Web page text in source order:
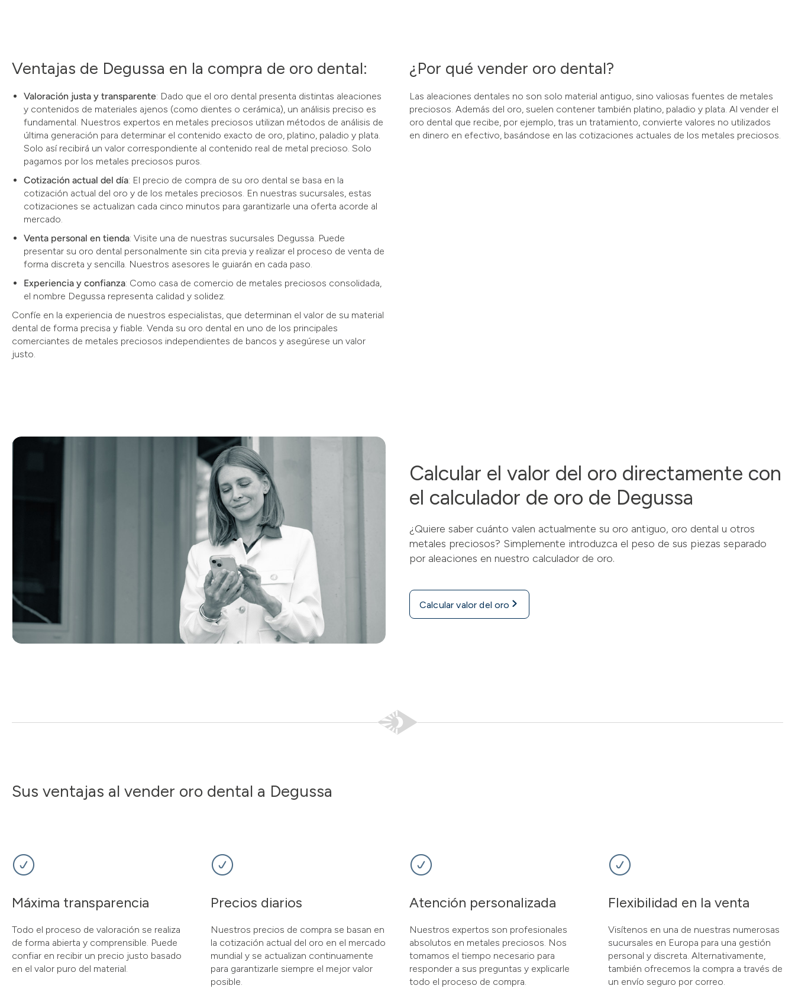
Ventajas de Degussa en la compra de oro dental:
Valoración justa y transparente: Dado que el oro dental presenta distintas aleaciones
y contenidos de materiales ajenos (como dientes o cerámica), un análisis preciso es
fundamental. Nuestros expertos en metales preciosos utilizan métodos de análisis de
última generación para determinar el contenido exacto de oro, platino, paladio y plata.
Solo así recibirá un valor correspondiente al contenido real de metal precioso. Solo
pagamos por los metales preciosos puros.
Cotización actual del día: El precio de compra de su oro dental se basa en la
cotización actual del oro y de los metales preciosos. En nuestras sucursales, estas
cotizaciones se actualizan cada cinco minutos para garantizarle una oferta acorde al
mercado.
Venta personal en tienda: Visite una de nuestras sucursales Degussa. Puede
presentar su oro dental personalmente sin cita previa y realizar el proceso de venta de
forma discreta y sencilla. Nuestros asesores le guiarán en cada paso.
Experiencia y confianza: Como casa de comercio de metales preciosos consolidada,
el nombre Degussa representa calidad y solidez.
Confíe en la experiencia de nuestros especialistas, que determinan el valor de su material
dental de forma precisa y fiable. Venda su oro dental en uno de los principales
comerciantes de metales preciosos independientes de bancos y asegúrese un valor
justo.
¿Por qué vender oro dental?
Las aleaciones dentales no son solo material antiguo, sino valiosas fuentes de metales
preciosos. Además del oro, suelen contener también platino, paladio y plata. Al vender el
oro dental que recibe, por ejemplo, tras un tratamiento, convierte valores no utilizados
en dinero en efectivo, basándose en las cotizaciones actuales de los metales preciosos.
Calcular el valor del oro directamente con
el calculador de oro de Degussa
¿Quiere saber cuánto valen actualmente su oro antiguo, oro dental u otros
metales preciosos? Simplemente introduzca el peso de sus piezas separado
por aleaciones en nuestro calculador de oro.
Calcular valor del oro
Sus ventajas al vender oro dental a Degussa
Máxima transparencia
Todo el proceso de valoración se realiza
de forma abierta y comprensible. Puede
confiar en recibir un precio justo basado
en el valor puro del material.
Precios diarios
Nuestros precios de compra se basan en
la cotización actual del oro en el mercado
mundial y se actualizan continuamente
para garantizarle siempre el mejor valor
posible.
Atención personalizada
Nuestros expertos son profesionales
absolutos en metales preciosos. Nos
tomamos el tiempo necesario para
responder a sus preguntas y explicarle
todo el proceso de compra.
Flexibilidad en la venta
Visítenos en una de nuestras numerosas
sucursales en Europa para una gestión
personal y discreta. Alternativamente,
también ofrecemos la compra a través de
un envío seguro por correo.